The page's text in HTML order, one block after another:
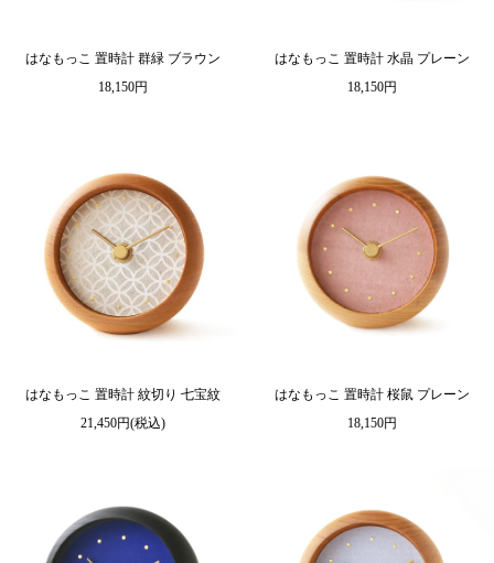
はなもっこ 置時計 群緑 ブラウン
18,150円
はなもっこ 置時計 水晶 プレーン
18,150円
はなもっこ 置時計 紋切り 七宝紋
21,450円(税込)
はなもっこ 置時計 桜鼠 プレーン
18,150円